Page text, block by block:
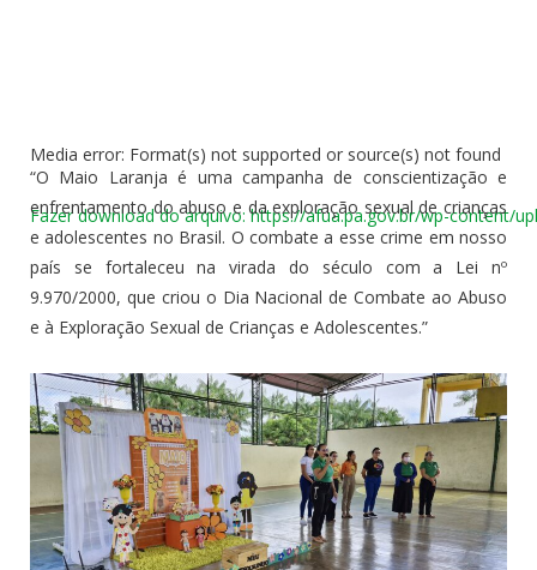
Media error: Format(s) not supported or source(s) not found
Fazer download do arquivo: https://afua.pa.gov.br/wp-content/
00:00
“O Maio Laranja é uma campanha de conscientização e
enfrentamento do abuso e da exploração sexual de crianças
e adolescentes no Brasil. O combate a esse crime em nosso
país se fortaleceu na virada do século com a Lei nº
9.970/2000, que criou o Dia Nacional de Combate ao Abuso
e à Exploração Sexual de Crianças e Adolescentes.”